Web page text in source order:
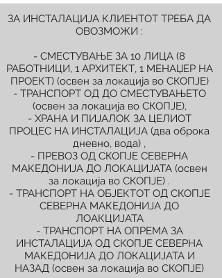
ЗА ИНСТАЛАЦИЈА КЛИЕНТОТ ТРЕБА ДА
ОВОЗМОЖИ :
- СМЕСТУВАЊЕ ЗА 10 ЛИЦА (8
РАБОТНИЦИ, 1 АРХИТЕКТ, 1 МЕНАЏЕР НА
ПРОЕКТ) (освен за локација во СКОПЈЕ)
- ТРАНСПОРТ ОД ДО СМЕСТУВАЊЕТО
(освен за локација во СКОПЈЕ),
- ХРАНА И ПИЈАЛОК ЗА ЦЕЛИОТ
ПРОЦЕС НА ИНСТАЛАЦИЈА (два оброка
дневно, вода) ,
- ПРЕВОЗ ОД СКОПЈЕ СЕВЕРНА
МАКЕДОНИЈА ДО ЛОКАЦИЈАТА (освен
за локација во СКОПЈЕ) .
- ТРАНСПОРТ НА ОБЈЕКТОТ ОД СКОПЈЕ
СЕВЕРНА МАКЕДОНИЈА ДО
ЛОАКЦИЈАТА
- ТРАНСПОРТ НА ОПРЕМА ЗА
ИНСТАЛАЦИЈА ОД СКОПЈЕ СЕВЕРНА
МАКЕДОНИЈА ДО ЛОКАЦИЈАТА И
НАЗАД (освен за локација во СКОПЈЕ)